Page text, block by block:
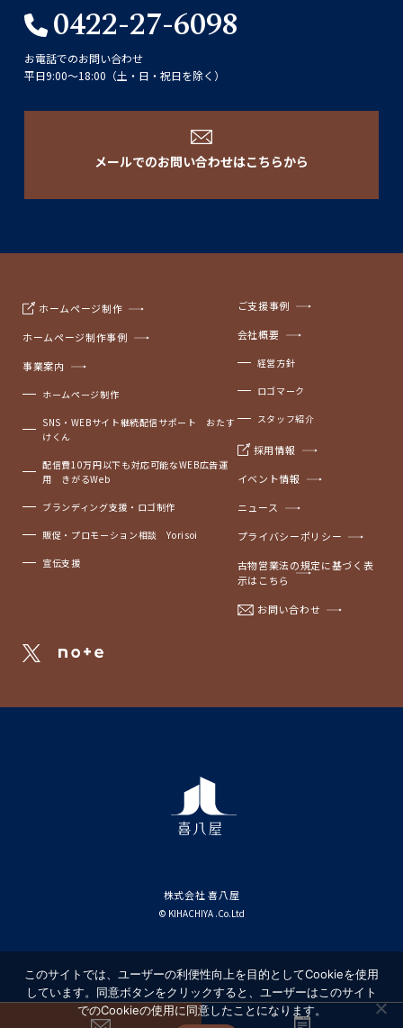
0422-27-6098
お電話でのお問い合わせ
平日9:00〜18:00（土・日・祝日を除く）
メールでのお問い合わせはこちらから
ホームページ制作
ホームページ制作事例
事業案内
ホームページ制作
SNS・WEBサイト継続配信サポート おたす
けくん
配信費10万円以下も対応可能なWEB広告運
用 きがるWeb
ブランディング支援・ロゴ制作
販促・プロモーション相談 Yorisoi
宣伝支援
ご支援事例
会社概要
経営方針
ロゴマーク
スタッフ紹介
採用情報
イベント情報
ニュース
プライバシーポリシー
古物営業法の規定に基づく表
示はこちら
お問い合わせ
株式会社 喜八屋
© KIHACHIYA .Co.Ltd
このサイトでは、ユーザーの利便性向上を目的としてCookieを使用
しています。同意ボタンをクリックすると、ユーザーはこのサイト
でのCookieの使用に同意したことになります。